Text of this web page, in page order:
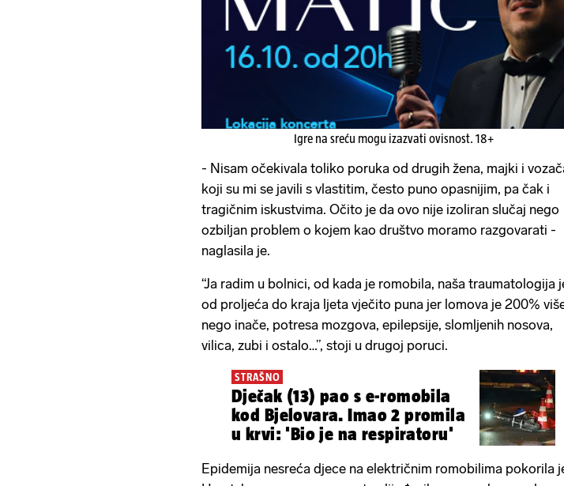
Igre na sreću mogu izazvati ovisnost. 18+
- Nisam očekivala toliko poruka od drugih žena, majki i
koji su mi se javili s vlastitim, često puno opasnijim, pa čak i
tragičnim iskustvima. Očito je da ovo nije izoliran slučaj nego
ozbiljan problem o kojem kao društvo moramo razgovarati -
naglasila je.
“Ja radim u bolnici, od kada je romobila, naša traumatologija
od proljeća do kraja ljeta vječito puna jer lomova je 200%
nego inače, potresa mozgova, epilepsije, slomljenih nosova,
vilica, zubi i ostalo…”, stoji u drugoj poruci.
STRAŠNO
Dječak (13) pao s e-romobila
kod Bjelovara. Imao 2 promila
u krvi: 'Bio je na respiratoru'
Epidemija nesreća djece na električnim romobilima pokorila